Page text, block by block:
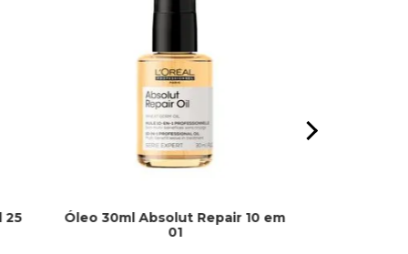
25
Óleo 30ml Absolut Repair 10 em
01